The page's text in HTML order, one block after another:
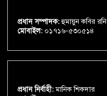
প্রধান সম্পাদক:হুমায়ুন কবির রনি
মোবাইল: ০১৭১৬-৫৩০৫১৪
প্রধান নির্বাহী:মানিক শিকদার